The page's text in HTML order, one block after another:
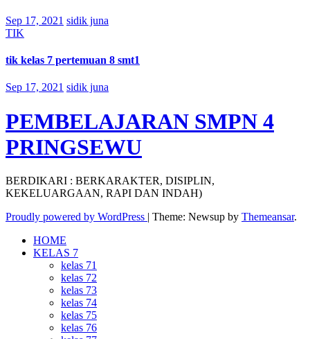
Sep 17, 2021 sidik juna
TIK
tik kelas 7 pertemuan 8 smt1
Sep 17, 2021 sidik juna
PEMBELAJARAN SMPN 4
PRINGSEWU
BERDIKARI : BERKARAKTER, DISIPLIN,
KEKELUARGAAN, RAPI DAN INDAH)
Proudly powered by WordPress | Theme: Newsup by Themeansar.
HOME
KELAS 7
kelas 71
kelas 72
kelas 73
kelas 74
kelas 75
kelas 76